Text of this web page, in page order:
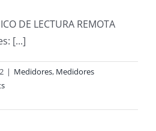
DE LECTURA REMOTA
[...]
| Medidores, Medidores